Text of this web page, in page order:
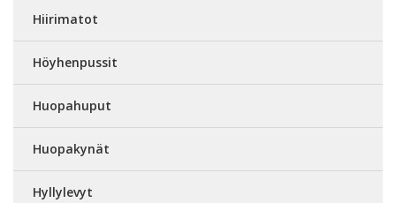
Hiirimatot
Höyhenpussit
Huopahuput
Huopakynät
Hyllylevyt